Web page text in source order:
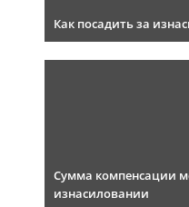
Как посадить за
Сумма компенсации
изнасиловании